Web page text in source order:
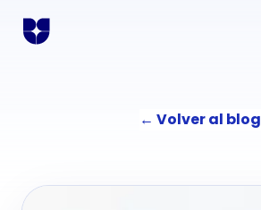
Soluciones
← Volver al blog